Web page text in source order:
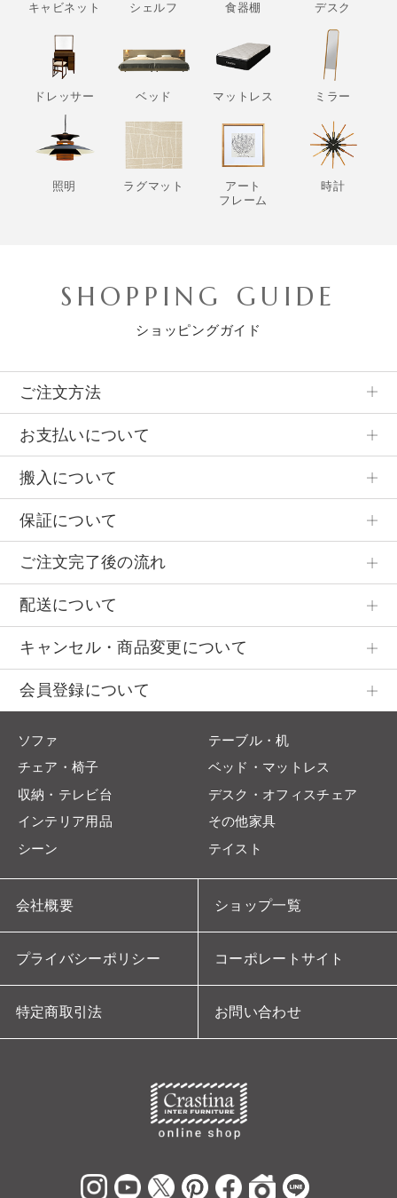
キャビネット シェルフ 食器棚 デスク
ドレッサー ベッド マットレス ミラー
照明 ラグマット
アート
フレーム
時計
SHOPPING GUIDE
ショッピングガイド
ご注文方法
お支払いについて
搬入について
保証について
ご注文完了後の流れ
配送について
キャンセル・商品変更について
会員登録について
会社概要 ショップ一覧
プライバシーポリシー コーポレートサイト
特定商取引法 お問い合わせ
ソファ
テーブル・机
チェア・椅子
ベッド・マットレス
収納・テレビ台
デスク・オフィスチェア
インテリア用品
その他家具
シーン
テイスト